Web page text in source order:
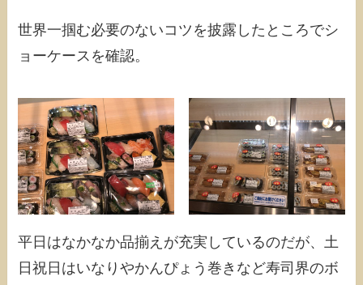
世界一掴む必要のないコツを披露したところでシ
ョーケースを確認。
平日はなかなか品揃えが充実しているのだが、土
日祝日はいなりやかんぴょう巻きなど寿司界のボ